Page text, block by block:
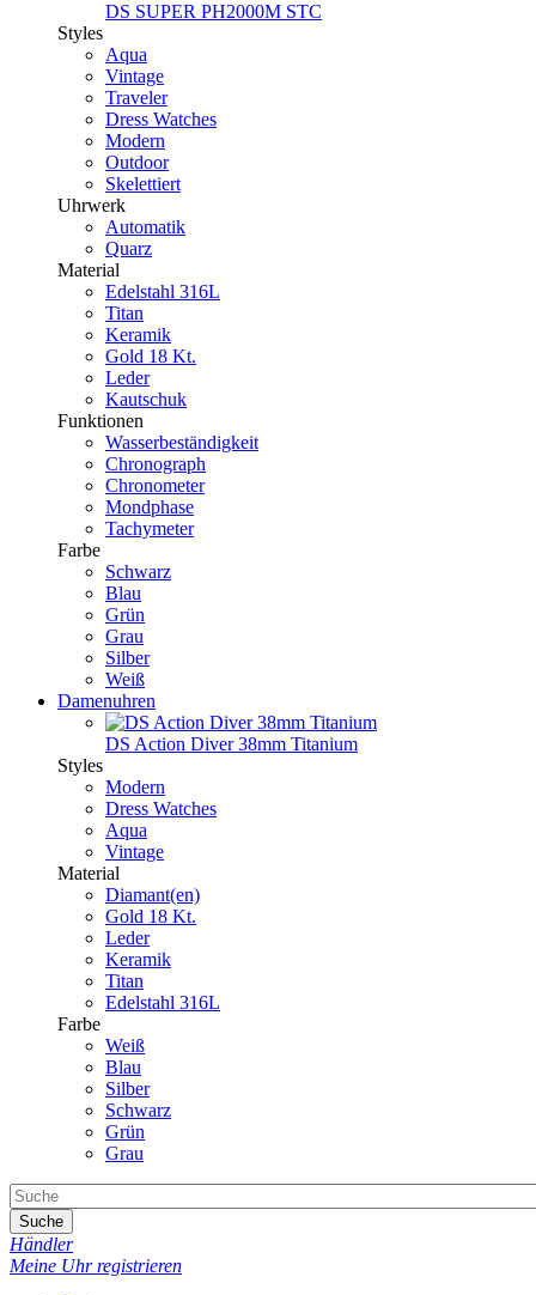
DS SUPER PH2000M STC
Styles
Aqua
Vintage
Traveler
Dress Watches
Modern
Outdoor
Skelettiert
Uhrwerk
Automatik
Quarz
Material
Edelstahl 316L
Titan
Keramik
Gold 18 Kt.
Leder
Kautschuk
Funktionen
Wasserbeständigkeit
Chronograph
Chronometer
Mondphase
Tachymeter
Farbe
Schwarz
Blau
Grün
Grau
Silber
Weiß
Damenuhren
DS Action Diver 38mm Titanium
Styles
Modern
Dress Watches
Aqua
Vintage
Material
Diamant(en)
Gold 18 Kt.
Leder
Keramik
Titan
Edelstahl 316L
Farbe
Weiß
Blau
Silber
Schwarz
Grün
Grau
Suche
Händler
Meine Uhr registrieren